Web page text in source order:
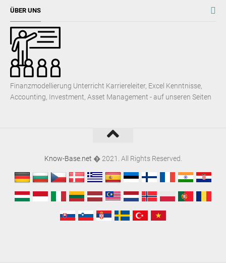
ÜBER UNS
Finanzmodellierung Unterricht Karriereleiter, Excel Kenntnisse,
Accounting, Investment, Asset Management - auf unseren Seiten
Know-Base.net � 2021. All Rights Reserved.